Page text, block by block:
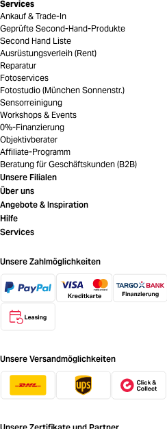
Services
Ankauf & Trade-In
Geprüfte Second-Hand-Produkte
Second Hand Liste
Ausrüstungsverleih (Rent)
Reparatur
Fotoservices
Fotostudio (München Sonnenstr.)
Sensorreinigung
Workshops & Events
0%-Finanzierung
Objektivberater
Affiliate-Programm
Beratung für Geschäftskunden (B2B)
Unsere Filialen
Über uns
Angebote & Inspiration
Hilfe
Services
Unsere Zahlmöglichkeiten
Unsere Versandmöglichkeiten